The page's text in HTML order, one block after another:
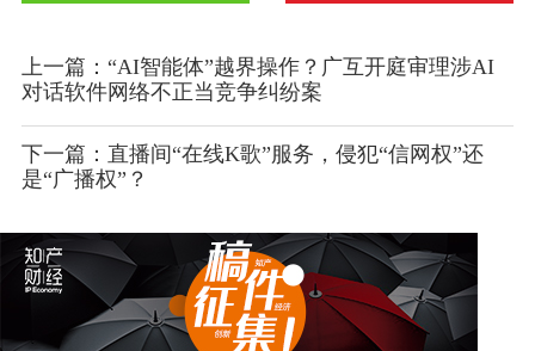
上一篇：“AI智能体”越界操作？广互开庭审理涉AI
对话软件网络不正当竞争纠纷案
下一篇：直播间“在线K歌”服务，侵犯“信网权”还
是“广播权”？